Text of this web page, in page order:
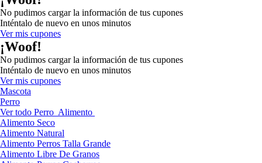
No pudimos cargar la información de tus cupones
Inténtalo de nuevo en unos minutos
Ver mis cupones
¡Woof!
No pudimos cargar la información de tus cupones
Inténtalo de nuevo en unos minutos
Ver mis cupones
Mascota
Perro
Ver todo Perro Alimento
Alimento Seco
Alimento Natural
Alimento Perros Talla Grande
Alimento Libre De Granos